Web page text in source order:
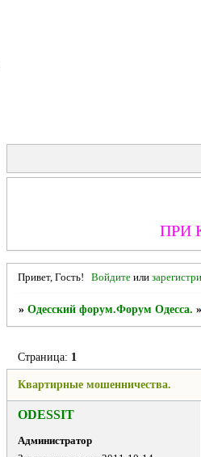
ПРИ
Привет, Гость! Войдитеили
» Одесский форум.Форум Одесса.
Квартирные мошенничества.
Страница: 1
ODESSIT
Администратор